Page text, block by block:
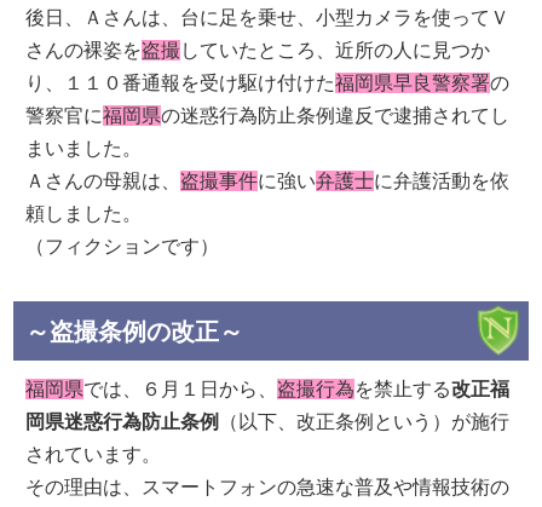
後日、Ａさんは、台に足を乗せ、小型カメラを使ってＶ
さんの裸姿を盗撮 していたところ、近所の人に見つか
り、１１０番通報を受け駆け付けた福岡県早良警察署の
警察官に福岡県の迷惑行為防止条例違反で逮捕されてし
まいました。
Ａさんの母親は、 盗撮事件に強い弁護士に弁護活動を依
頼しました。
（フィクションです）
～盗撮条例の改正～
福岡県では、６月１日から、 盗撮行為を禁止する改正福
岡県迷惑行為防止条例
（以下、改正条例という）が施行
されています。
その理由は、スマートフォンの急速な普及や情報技術の